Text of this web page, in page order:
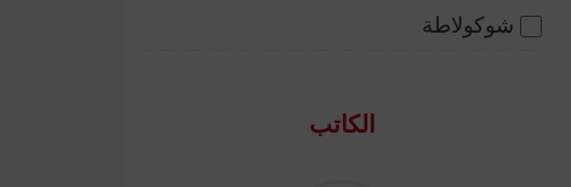
شوكولاطة
الكاتب